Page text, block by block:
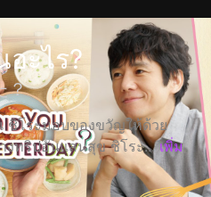
ะไร?
？
ชิโระมอบของขวัญให้ด้วย
งทริปอันแสนสุข ชิโระ... เพิ่ม